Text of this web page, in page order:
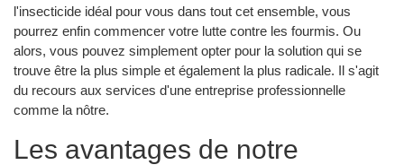
l'insecticide idéal pour vous dans tout cet ensemble, vous
pourrez enfin commencer votre lutte contre les fourmis. Ou
alors, vous pouvez simplement opter pour la solution qui se
trouve être la plus simple et également la plus radicale. Il s'agit
du recours aux services d'une entreprise professionnelle
comme la nôtre.
Les avantages de notre